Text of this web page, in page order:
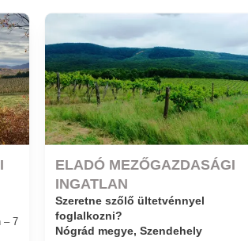
– 7
ELADÓ MEZŐGAZDASÁGI
INGATLAN
Szeretne szőlő ültetvénnyel
foglalkozni?
Nógrád megye, Szendehely